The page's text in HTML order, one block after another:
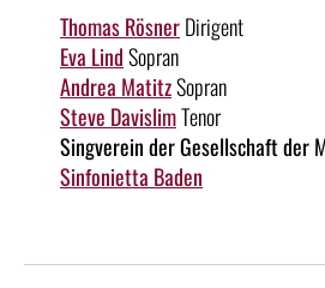
Thomas RösnerDirigent
Eva LindSopran
Andrea MatitzSopran
Steve DavislimTenor
Singverein der Gesellschaft der
Sinfonietta Baden